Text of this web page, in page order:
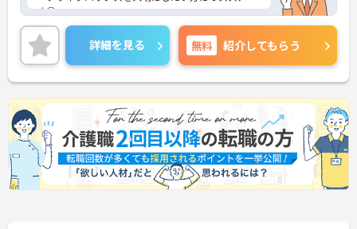
す◎
ご興味ある方には、面接対策ポイントなど、さらに
詳細をお話しいたしますのでお気軽にご相談くださ
い。
詳細を見る 無料 紹介してもらう